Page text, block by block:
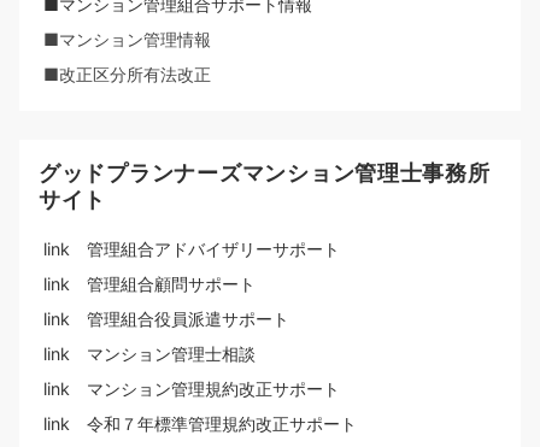
■マンション管理組合サポート情報
■マンション管理情報
■改正区分所有法改正
グッドプランナーズマンション管理士事務所
サイト
link 管理組合アドバイザリーサポート
link 管理組合顧問サポート
link 管理組合役員派遣サポート
link マンション管理士相談
link マンション管理規約改正サポート
link 令和７年標準管理規約改正サポート